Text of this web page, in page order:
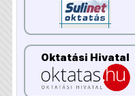
Oktatási Hivatal